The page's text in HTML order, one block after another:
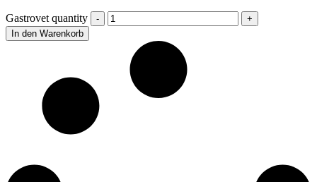
Gastrovet quantity
In den Warenkorb